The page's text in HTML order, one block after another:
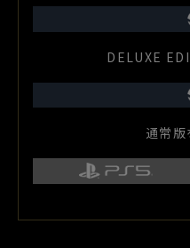
DELUXE
通常版